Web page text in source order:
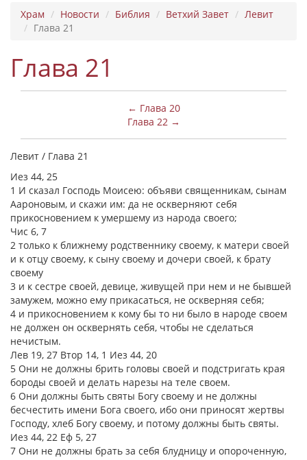
Храм Новости Библия Ветхий Завет
Левит
Глава 21
Глава 21
← Глава 20
Глава 22 →
Левит / Глава 21
Иез 44, 25
1 И сказал Господь Моисею: объяви священникам, сынам
Аароновым, и скажи им: да не оскверняют себя
прикосновением к умершему из народа своего;
Чис 6, 7
2 только к ближнему родственнику своему, к матери своей
и к отцу своему, к сыну своему и дочери своей, к брату
своему
3 и к сестре своей, девице, живущей при нем и не бывшей
замужем, можно ему прикасаться, не оскверняя себя;
4 и прикосновением к кому бы то ни было в народе своем
не должен он осквернять себя, чтобы не сделаться
нечистым.
Лев 19, 27 Втор 14, 1 Иез 44, 20
5 Они не должны брить головы своей и подстригать края
бороды своей и делать нарезы на теле своем.
6 Они должны быть святы Богу своему и не должны
бесчестить имени Бога своего, ибо они приносят жертвы
Господу, хлеб Богу своему, и потому должны быть святы.
Иез 44, 22 Еф 5, 27
7 Они не должны брать за себя блудницу и опороченную,